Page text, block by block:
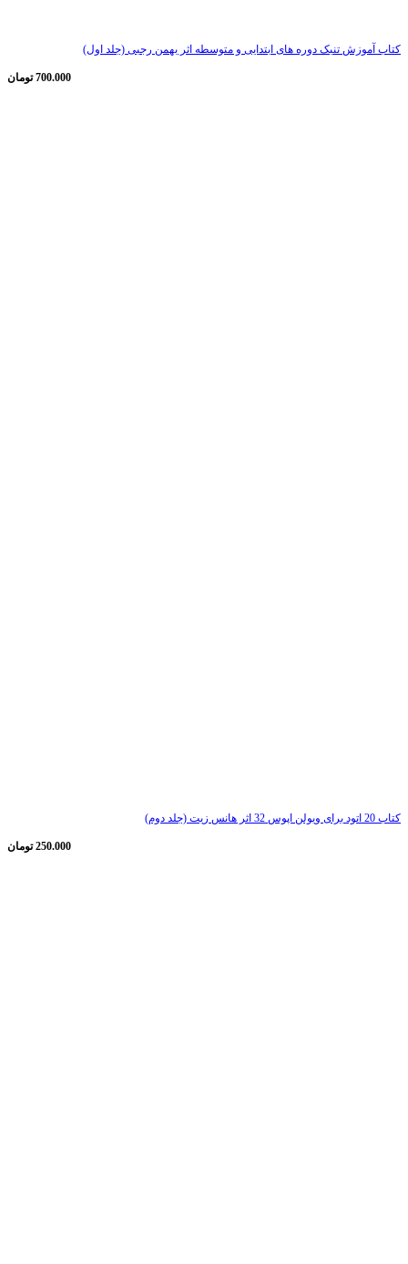
کتاب آموزش تنبک دوره های ابتدایی و متوسطه اثر بهمن رجبی (جلد اول)
700.000 تومان
کتاب 20 اتود برای ویولن اپوس 32 اثر هانس زیت (جلد دوم)
250.000 تومان